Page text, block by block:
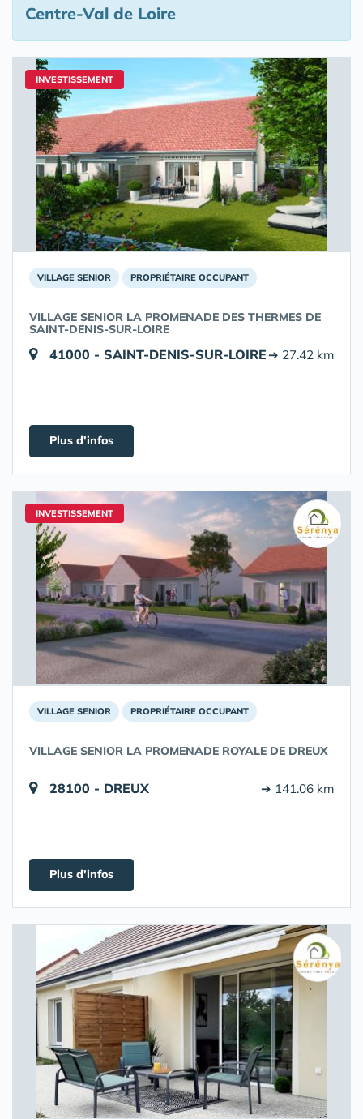
Centre-Val de Loire
INVESTISSEMENT
VILLAGE SENIOR PROPRIÉTAIRE OCCUPANT
VILLAGE SENIOR LA PROMENADE DES THERMES DE
SAINT-DENIS-SUR-LOIRE
41000 - SAINT-DENIS-SUR-LOIRE➔ 27.42 km
Plus d'infos
INVESTISSEMENT
VILLAGE SENIOR PROPRIÉTAIRE OCCUPANT
VILLAGE SENIOR LA PROMENADE ROYALE DE DREUX
28100 - DREUX ➔ 141.06 km
Plus d'infos